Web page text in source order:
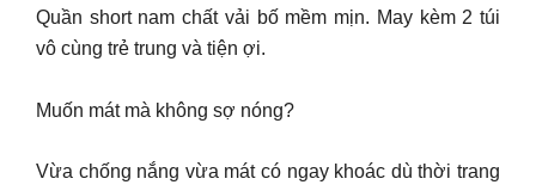
Quần short nam chất vải bố mềm mịn. May kèm 2 túi
vô cùng trẻ trung và tiện ợi.
Muốn mát mà không sợ nóng?
Vừa chống nắng vừa mát có ngay khoác dù thời trang